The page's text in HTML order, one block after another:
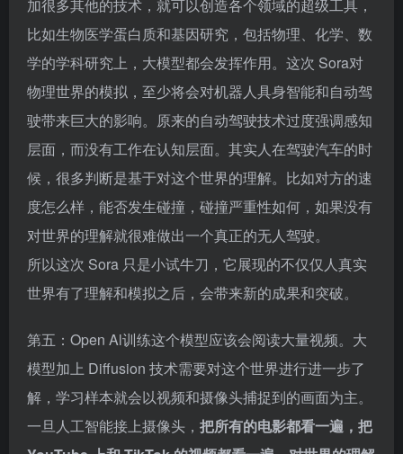
加很多其他的技术，就可以创造各个领域的超级工具，
比如生物医学蛋白质和基因研究，包括物理、化学、数
学的学科研究上，大模型都会发挥作用。这次 Sora对
物理世界的模拟，至少将会对机器人具身智能和自动驾
驶带来巨大的影响。原来的自动驾驶技术过度强调感知
层面，而没有工作在认知层面。其实人在驾驶汽车的时
候，很多判断是基于对这个世界的理解。比如对方的速
度怎么样，能否发生碰撞，碰撞严重性如何，如果没有
对世界的理解就很难做出一个真正的无人驾驶。
所以这次 Sora 只是小试牛刀，它展现的不仅仅人真实
世界有了理解和模拟之后，会带来新的成果和突破。
第五：Open Al训练这个模型应该会阅读大量视频。大
模型加上 Diffusion 技术需要对这个世界进行进一步了
解，学习样本就会以视频和摄像头捕捉到的画面为主。
一旦人工智能接上摄像头， 把所有的电影都看一遍，把